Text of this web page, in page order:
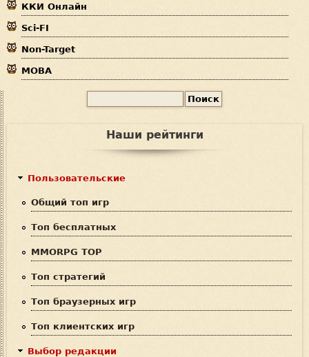
ь
ККИ Онлайн
Sci-FI
Non-Target
MOBA
Наши рейтинги
Пользовательские
Общий топ игр
Топ бесплатных
MMORPG TOP
Топ стратегий
Топ браузерных игр
Топ клиентских игр
Выбор редакции